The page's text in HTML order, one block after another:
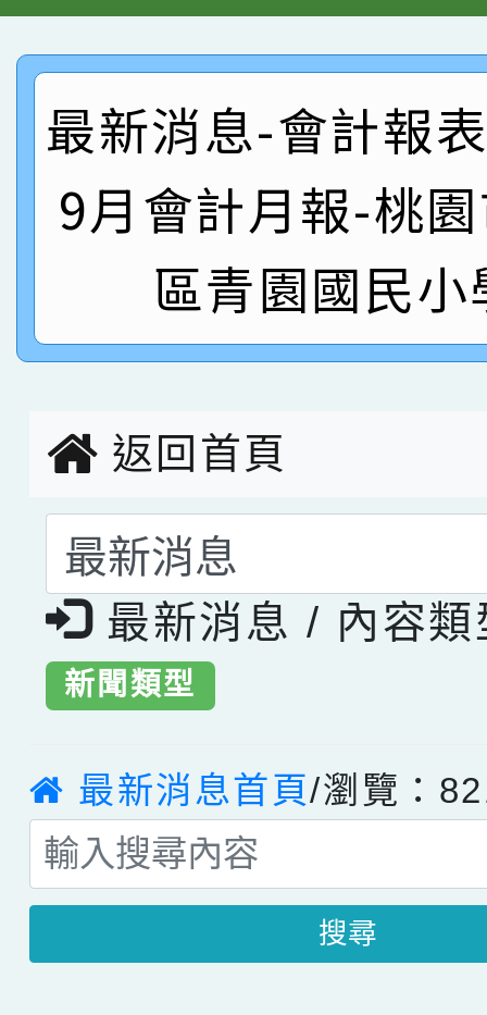
臺灣台語-第二名
市賽榮獲科學小創客佳
創客第三名。
賀！本校參加桃園市中
賽 洪綺君教師榮獲社
名
倩參加桃園市科展 國
名 指導老師王老師、
賀！本校四年二班張O
園市英語競賽國小朗讀
指導老師林老師
賀！本校參加桃園市中
賽 劉文瑛教師榮獲教
臺灣台語-第二名
賀！本校參與2026世
市賽榮獲科學小創客佳
最新消息-會計報
9月會計月報-桃
區青園國民
返回首頁
選擇後頁面內容會更
最新消息 / 內容類
新聞類型
最新消息首頁/瀏覽：
搜尋